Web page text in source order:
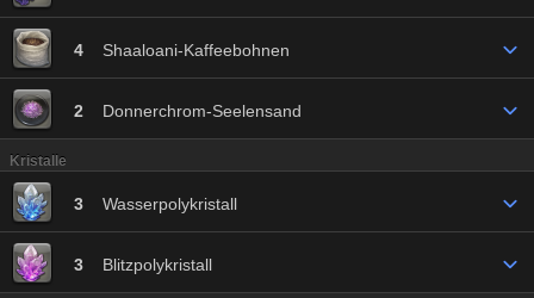
4 Shaaloani-Kaffeebohnen
2 Donnerchrom-Seelensand
Kristalle
3 Wasserpolykristall
3 Blitzpolykristall